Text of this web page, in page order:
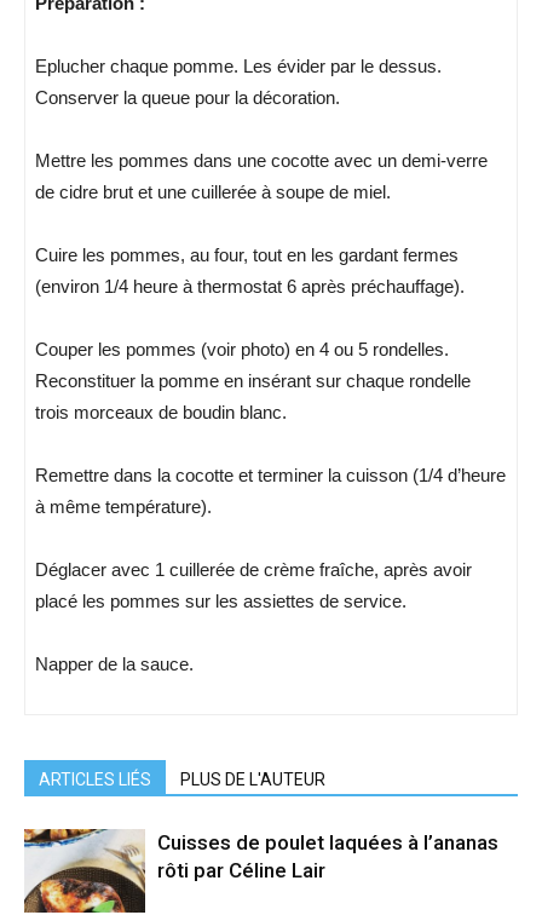
Eplucher chaque pomme. Les évider par le dessus.
Conserver la queue pour la décoration.
Mettre les pommes dans une cocotte avec un demi-verre
de cidre brut et une cuillerée à soupe de miel.
Cuire les pommes, au four, tout en les gardant fermes
(environ 1/4 heure à thermostat 6 après préchauffage).
Couper les pommes (voir photo) en 4 ou 5 rondelles.
Reconstituer la pomme en insérant sur chaque rondelle
trois morceaux de boudin blanc.
Remettre dans la cocotte et terminer la cuisson (1/4 d’heure
à même température).
Déglacer avec 1 cuillerée de crème fraîche, après avoir
placé les pommes sur les assiettes de service.
Napper de la sauce.
ARTICLES LIÉS PLUS DE L'AUTEUR
Cuisses de poulet laquées à l’ananas
rôti par Céline Lair